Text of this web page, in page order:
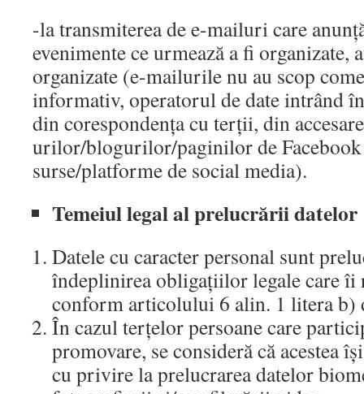
-la transmiterea de e-mailuri care
evenimente ce urmează a fi organizate,
organizate (e-mailurile nu au scop
informativ, operatorul de date intrând
din corespondența cu terții, din
urilor/blogurilor/paginilor de
surse/platforme de social media).
Temeiul legal al prelucrării datelor
Datele cu caracter personal sunt
îndeplinirea obligațiilor legale care
conform articolului 6 alin. 1 litera b)
În cazul terțelor persoane care
promovare, se consideră că acestea
cu privire la prelucrarea datelor